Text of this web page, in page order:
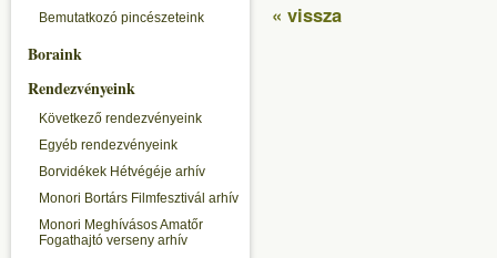
Bemutatkozó pincészeteink
Boraink
Rendezvényeink
Következő rendezvényeink
Egyéb rendezvényeink
Borvidékek Hétvégéje arhív
Monori Bortárs Filmfesztivál arhív
Monori Meghívásos Amatőr
Fogathajtó verseny arhív
« vissza